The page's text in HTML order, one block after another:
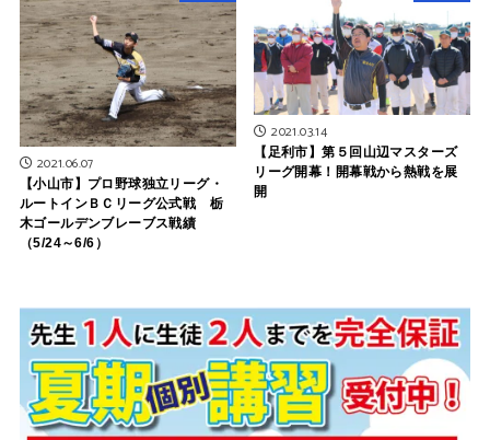
2021.06.07
【小山市】プロ野球独立リーグ・
ルートインＢＣリーグ公式戦 栃
木ゴールデンブレーブス戦績
（5/24～6/6）
2021.03.14
【足利市】第５回山辺マスターズ
リーグ開幕！開幕戦から熱戦を展
開